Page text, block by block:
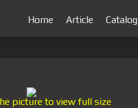
Home Article Catalog
picture to view full size